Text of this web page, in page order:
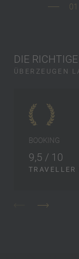
01
DIE
ÜBERZEUGEN
BOOKING
9,5 / 10
TRAVELLER